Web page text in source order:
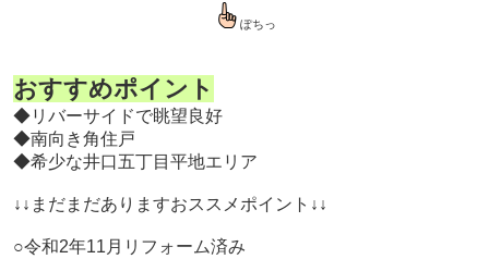
ぽちっ
おすすめポイント
◆リバーサイドで眺望良好
◆南向き角住戸
◆希少な井口五丁目平地エリア
↓↓ まだまだありますおススメポイント ↓↓
○令和2年11月リフォーム済み